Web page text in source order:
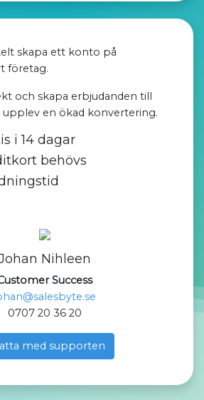
skapa ett konto på
företag.
och skapa erbjudanden till
upplev en ökad konvertering.
i 14 dagar
behövs
Nihleen
Success
0707 20 36 20
med supporten